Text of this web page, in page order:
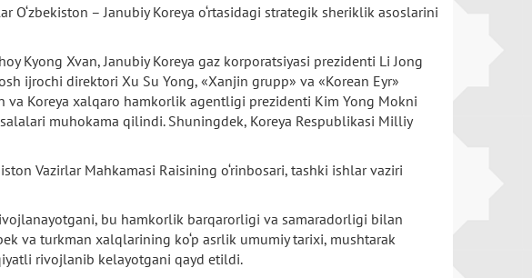
– Janubiy Koreya o‘rtasidagi strategik sheriklik asoslarini
Kyong Xvan, Janubiy Koreya gaz korporatsiyasi prezidenti Li Jong
ijrochi direktori Xu Su Yong, «Xanjin grupp» va «Korean Eyr»
va Koreya xalqaro hamkorlik agentligi prezidenti Kim Yong Mokni
muhokama qilindi. Shuningdek, Koreya Respublikasi Milliy
Vazirlar Mahkamasi Raisining o‘rinbosari, tashki ishlar vaziri
bu hamkorlik barqarorligi va samaradorligi bilan
va turkman xalqlarining ko‘p asrlik umumiy tarixi, mushtarak
rivojlanib kelayotgani qayd etildi.